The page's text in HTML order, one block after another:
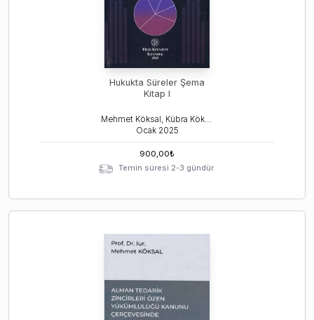
Hukukta Süreler Şema
Kitap I
Mehmet Köksal, Kübra Köksal Yılmaz
Ocak 2025
900,00₺
Temin süresi 2-3 gündür.